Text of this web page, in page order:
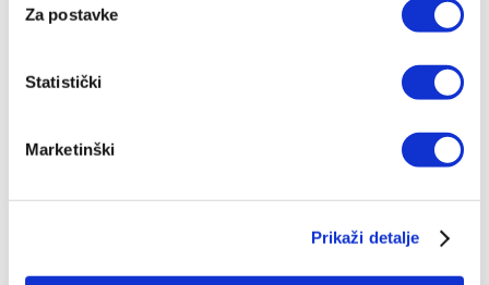
Za postavke
Statistički
Marketinški
Prikaži detalje
IZDANJA NAKLADE VERBUM